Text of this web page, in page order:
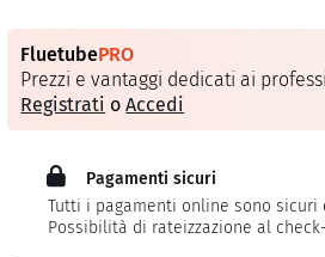
FluetubePRO
Prezzi e vantaggi dedicati ai
Registrati oAccedi
Pagamenti sicuri
Tutti i pagamenti online sono sicuri
Possibilità di rateizzazione al